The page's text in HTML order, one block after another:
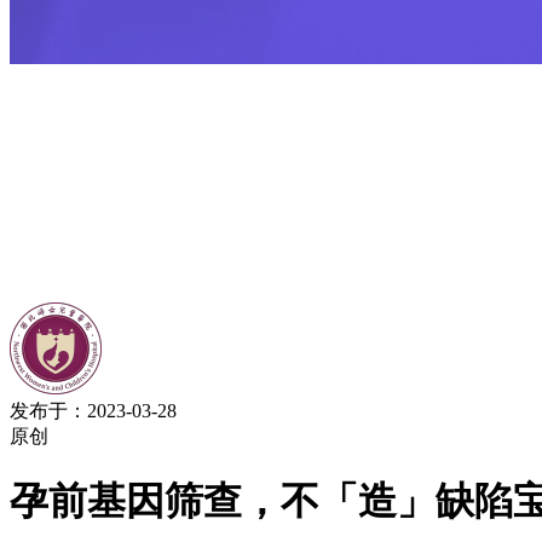
发布于：2023-03-28
原创
孕前基因筛查，不「造」缺陷